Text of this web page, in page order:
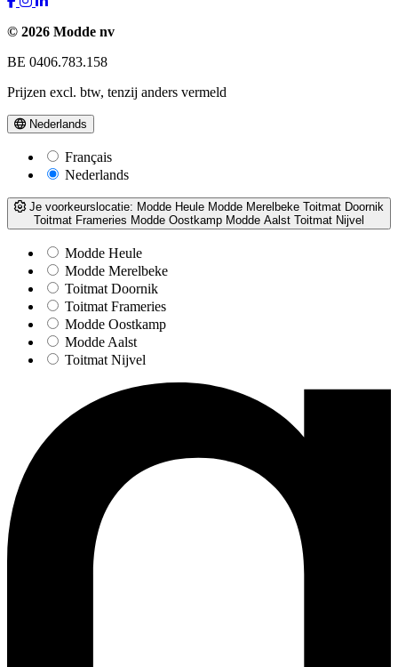
© 2026 Modde nv
BE 0406.783.158
Prijzen excl. btw, tenzij anders vermeld
Nederlands
Français
Nederlands
Je voorkeurslocatie: Modde Heule Modde Merelbeke Toitmat Doornik
Toitmat Frameries Modde Oostkamp Modde Aalst Toitmat Nijvel
Modde Heule
Modde Merelbeke
Toitmat Doornik
Toitmat Frameries
Modde Oostkamp
Modde Aalst
Toitmat Nijvel